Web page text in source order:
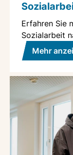
Erfahren Sie
Sozialarbeit
Mehr